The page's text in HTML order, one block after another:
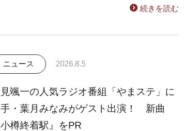
続きを読む
ニュース 2026.8.5
颯一の人気ラジオ番組「やまステ」に
・葉月みなみがゲスト出演！ 新曲
小樽終着駅』をPR